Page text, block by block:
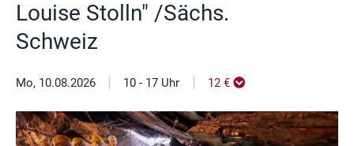
Louise Stolln" /Sächs.
Schweiz
Mo, 10.08.2026 | 10 - 17 Uhr | 12 €